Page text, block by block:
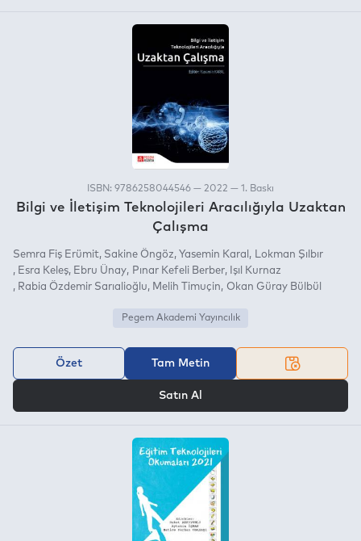
ISBN: 9786258044546 — 2022 — 1. Baskı
Bilgi ve İletişim Teknolojileri Aracılığıyla Uzaktan
Çalışma
Semra Fiş Erümit Sakine Öngöz Yasemin Karal
Lokman Şılbır
Esra Keleş
Ebru Ünay Pınar Kefeli Berber
Işıl Kurnaz
Rabia Özdemir Sarıalioğlu
Melih Timuçin Okan Güray Bülbül
Pegem Akademi Yayıncılık
Özet Tam Metin
Satın Al